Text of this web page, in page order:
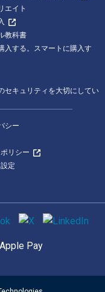
エイト
教科書
入する。スマートに購入す
セキュリティを大切にしてい
シー
リシー
定